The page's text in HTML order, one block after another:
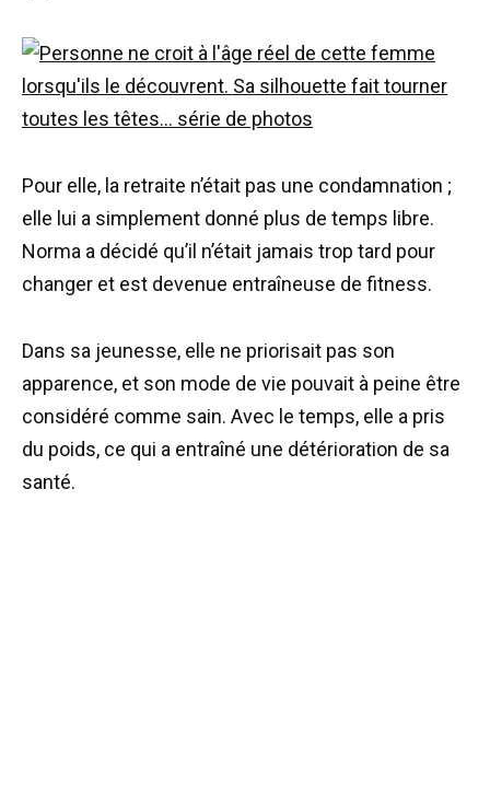
Pour elle, la retraite n’était pas une condamnation ;
elle lui a simplement donné plus de temps libre.
Norma a décidé qu’il n’était jamais trop tard pour
changer et est devenue entraîneuse de fitness.
Dans sa jeunesse, elle ne priorisait pas son
apparence, et son mode de vie pouvait à peine être
considéré comme sain. Avec le temps, elle a pris
du poids, ce qui a entraîné une détérioration de sa
santé.